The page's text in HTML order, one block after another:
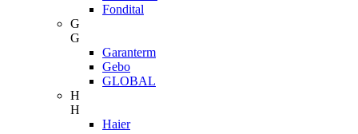
Fondital
G
G
Garanterm
Gebo
GLOBAL
H
H
Haier